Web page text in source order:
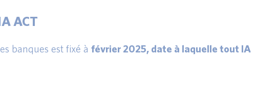
ACT
banques est fixé à février 2025, date à laquelle tout IA